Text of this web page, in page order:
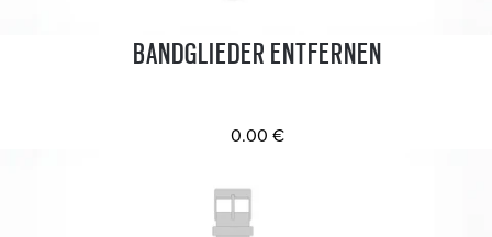
BANDGLIEDER ENTFERNEN
0.00 €